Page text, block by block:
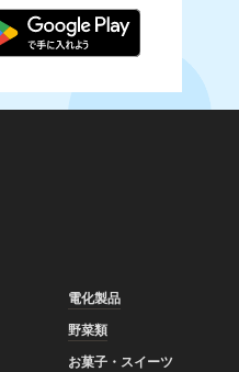
電化製品
野菜類
お菓子・スイーツ